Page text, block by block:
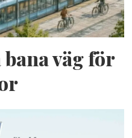
bana väg för